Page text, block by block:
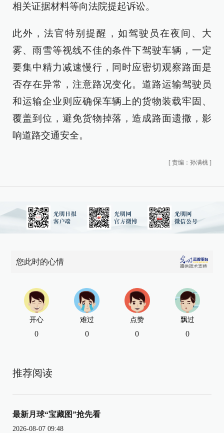
相关证据材料等向法院提起诉讼。
此外，法官特别提醒，如驾驶员在夜间、大
雾、雨雪等视线不佳的条件下驾驶车辆，一定
要集中精力减速慢行，同时应密切观察路面是
否存在异常，注意路况变化。道路运输驾驶员
和运输企业则应确保车辆上的货物装载牢固、
覆盖到位，避免货物掉落，造成路面遗撒，影
响道路交通安全。
[ 责编：孙满桃 ]
您此时的心情
开心
0
难过
0
点赞
0
飘过
0
推荐阅读
最新月球“宝藏图”抢先看
2026-08-07 09:48